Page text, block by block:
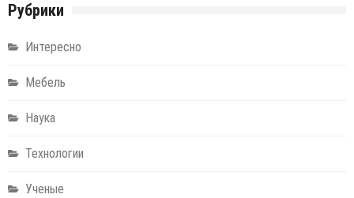
Рубрики
Интересно
Мебель
Наука
Технологии
Ученые